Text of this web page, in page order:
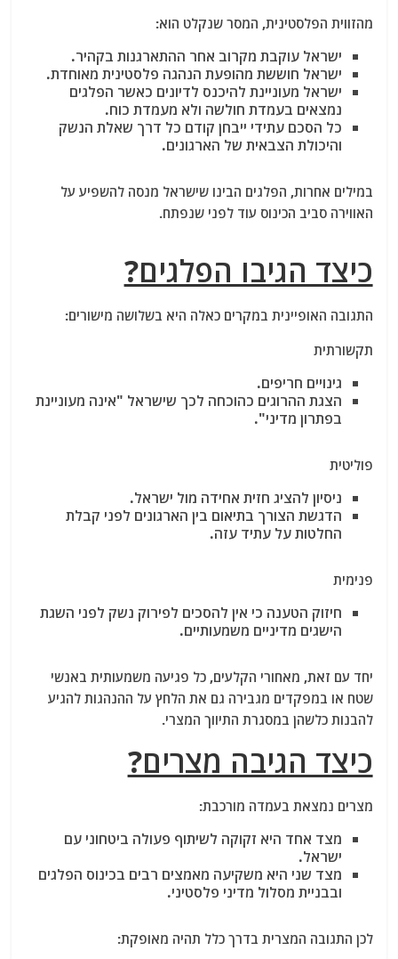
מהזווית הפלסטינית, המסר שנקלט הוא:
ישראל עוקבת מקרוב אחר ההתארגנות בקהיר.
ישראל חוששת מהופעת הנהגה פלסטינית מאוחדת.
ישראל מעוניינת להיכנס לדיונים כאשר הפלגים
נמצאים בעמדת חולשה ולא מעמדת כוח.
כל הסכם עתידי ייבחן קודם כל דרך שאלת הנשק
והיכולת הצבאית של הארגונים.
במילים אחרות, הפלגים הבינו שישראל מנסה להשפיע על
האווירה סביב הכינוס עוד לפני שנפתח.
כיצד הגיבו הפלגים?
התגובה האופיינית במקרים כאלה היא בשלושה מישורים:
תקשורתית
גינויים חריפים.
הצגת ההרוגים כהוכחה לכך שישראל "אינה מעוניינת
בפתרון מדיני".
פוליטית
ניסיון להציג חזית אחידה מול ישראל.
הדגשת הצורך בתיאום בין הארגונים לפני קבלת
החלטות על עתיד עזה.
פנימית
חיזוק הטענה כי אין להסכים לפירוק נשק לפני השגת
הישגים מדיניים משמעותיים.
יחד עם זאת, מאחורי הקלעים, כל פגיעה משמעותית באנשי
שטח או במפקדים מגבירה גם את הלחץ על ההנהגות להגיע
להבנות כלשהן במסגרת התיווך המצרי.
כיצד הגיבה מצרים?
מצרים נמצאת בעמדה מורכבת:
מצד אחד היא זקוקה לשיתוף פעולה ביטחוני עם
ישראל.
מצד שני היא משקיעה מאמצים רבים בכינוס הפלגים
ובבניית מסלול מדיני פלסטיני.
לכן התגובה המצרית בדרך כלל תהיה מאופקת: